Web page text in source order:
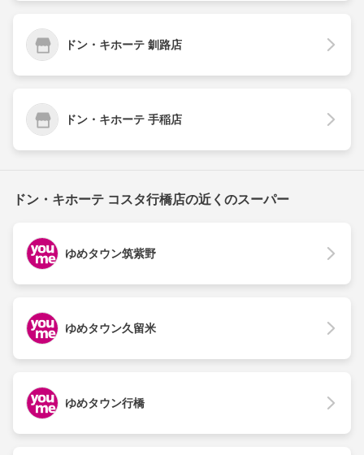
ドン・キホーテ 釧路店
ドン・キホーテ 手稲店
ドン・キホーテ コスタ行橋店の近くのスーパー
ゆめタウン筑紫野
ゆめタウン久留米
ゆめタウン行橋